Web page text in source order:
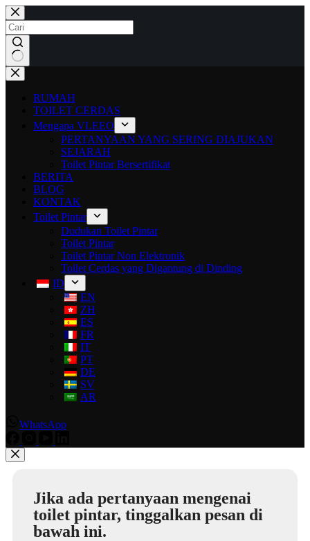
RUMAH
TOILET CERDAS
Mengapa VLEEO
PERTANYAAN YANG SERING DIAJUKAN
SEJARAH
Toilet Pintar Bersertifikat
BERITA
BLOG
KONTAK
Toilet Pintar
Dudukan Toilet Pintar
Toilet Pintar
Toilet Pintar Non Elektronik
Toilet Cerdas yang Digantung di Dinding
ID
EN
ZH
ES
FR
IT
PT
DE
SV
AR
WhatsApp
Jika ada pertanyaan mengenai
toilet pintar, tinggalkan pesan di
bawah ini.